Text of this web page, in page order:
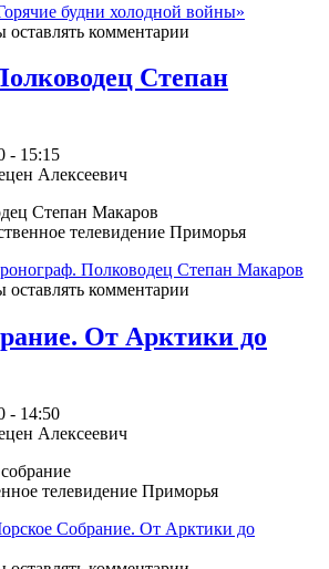
будни холодной войны»
оставлять комментарии
Степан
- 15:15
Алексеевич
Степан Макаров
телевидение Приморья
Полководец Степан Макаров
оставлять комментарии
От Арктики до
- 14:50
Алексеевич
телевидение Приморья
Собрание. От Арктики до